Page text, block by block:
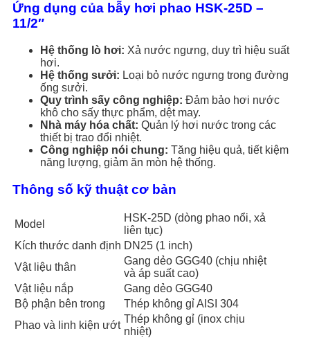
Ứng dụng của bẫy hơi phao HSK-25D –
11/2″
Hệ thống lò hơi: Xả nước ngưng, duy trì hiệu suất
hơi.
Hệ thống sưởi: Loại bỏ nước ngưng trong đường
ống sưởi.
Quy trình sấy công nghiệp: Đảm bảo hơi nước
khô cho sấy thực phẩm, dệt may.
Nhà máy hóa chất: Quản lý hơi nước trong các
thiết bị trao đổi nhiệt.
Công nghiệp nói chung: Tăng hiệu quả, tiết kiệm
năng lượng, giảm ăn mòn hệ thống.
Thông số kỹ thuật cơ bản
Model
HSK-25D (dòng phao nổi, xả
liên tục)
Kích thước danh định DN25 (1 inch)
Vật liệu thân
Gang dẻo GGG40 (chịu nhiệt
và áp suất cao)
Vật liệu nắp
Gang dẻo GGG40
Bộ phận bên trong
Thép không gỉ AISI 304
Phao và linh kiện ướt
Thép không gỉ (inox chịu
nhiệt)